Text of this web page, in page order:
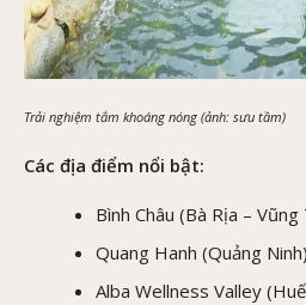
Trải nghiệm tắm khoáng nóng (ảnh: sưu tầm)
Các địa điểm nổi bật:
Bình Châu (Bà Rịa – Vũng
Quang Hanh (Quảng Ninh)
Alba Wellness Valley